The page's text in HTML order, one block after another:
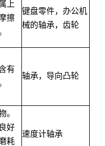
上
擦
键盘零件，办公机
械的轴承，齿轮
有
轴承，导向凸轮
。
好
耗
速度计轴承